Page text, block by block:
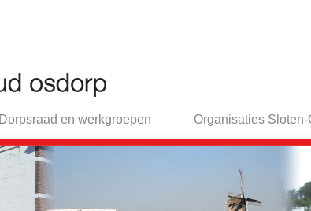
Dorpsraad en werkgroepen Organisaties Sloten-